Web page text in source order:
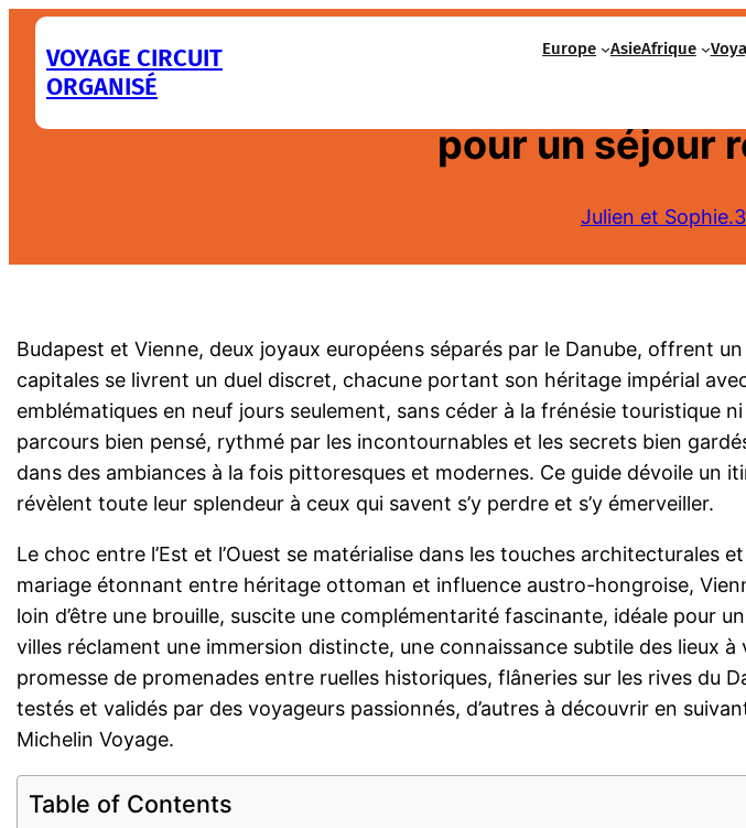
Aller
contenu
VOYAGE CIRCUIT
ORGANISÉ
Europe AsieAfrique
Visiter Budapest en 4 jours et
pour un séjour
Julien et Sophie.
Budapest et Vienne, deux joyaux européens séparés par le Danube, offrent
capitales se livrent un duel discret, chacune portant son héritage impérial
emblématiques en neuf jours seulement, sans céder à la frénésie touristique
parcours bien pensé, rythmé par les incontournables et les secrets bien
dans des ambiances à la fois pittoresques et modernes. Ce guide dévoile un
révèlent toute leur splendeur à ceux qui savent s’y perdre et s’y émerveiller.
Le choc entre l’Est et l’Ouest se matérialise dans les touches
mariage étonnant entre héritage ottoman et influence austro-hongroise,
loin d’être une brouille, suscite une complémentarité fascinante, idéale pour
villes réclament une immersion distincte, une connaissance subtile des lieux
promesse de promenades entre ruelles historiques, flâneries sur les rives du
testés et validés par des voyageurs passionnés, d’autres à découvrir en
Michelin Voyage.
Table of Contents